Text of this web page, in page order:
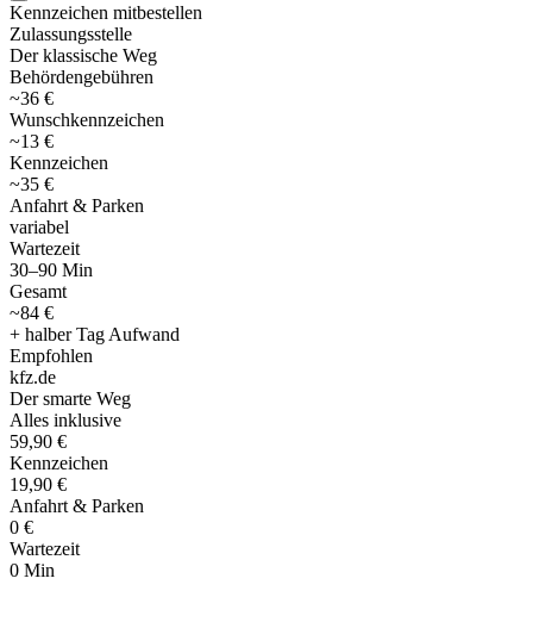
Kennzeichen mitbestellen
Zulassungsstelle
Der klassische Weg
Behördengebühren
~36 €
Wunschkennzeichen
~13 €
Kennzeichen
~35 €
Anfahrt & Parken
variabel
Wartezeit
30–90 Min
Gesamt
~84 €
+ halber Tag Aufwand
Empfohlen
kfz.de
Der smarte Weg
Alles inklusive
59,90 €
Kennzeichen
19,90 €
Anfahrt & Parken
0 €
Wartezeit
0 Min